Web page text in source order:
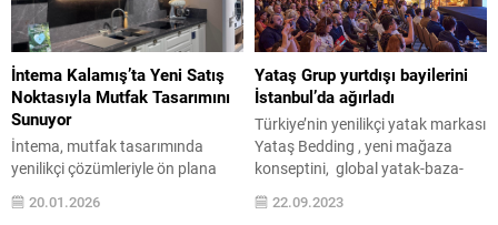
aramaya yönlendiriyor. Bu
arayışın iç mekanlardaki en güçlü
yansıması olan biyofilik tasarım,
yalnızca bitkileri mekanlara...
ürünlerini fuar kapsamında
sergileyecek. 23-28 Ocak tarihleri
arasında düzenlenecek olan IIFF
2024 İstanbul Mobilya...
İntema Kalamış’ta Yeni Satış
Noktasıyla Mutfak Tasarımını
Sunuyor
İntema, mutfak tasarımında
yenilikçi çözümleriyle ön plana
çıkarak, tasarım odaklı
yaklaşımını ve fonksiyonelliği
20.01.2026
Yataş Grup yurtdışı bayilerini
İstanbul’da ağırladı
Türkiye’nin yenilikçi yatak markası
Yataş Bedding , yeni mağaza
konseptini, global yatak-baza-
başlık ve 2023-2024 sonbahar ev
tekstili koleksiyonlarını 40 ülkeden
22.09.2023